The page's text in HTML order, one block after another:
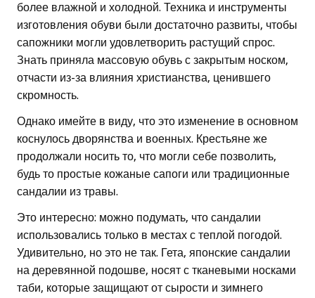
более влажной и холодной. Техника и инструменты
изготовления обуви были достаточно развиты, чтобы
сапожники могли удовлетворить растущий спрос.
Знать приняла массовую обувь с закрытым носком,
отчасти из-за влияния христианства, ценившего
скромность.
Однако имейте в виду, что это изменение в основном
коснулось дворянства и военных. Крестьяне же
продолжали носить то, что могли себе позволить,
будь то простые кожаные сапоги или традиционные
сандалии из травы.
Это интересно: можно подумать, что сандалии
использовались только в местах с теплой погодой.
Удивительно, но это не так. Гета, японские сандалии
на деревянной подошве, носят с тканевыми носками
таби, которые защищают от сырости и зимнего